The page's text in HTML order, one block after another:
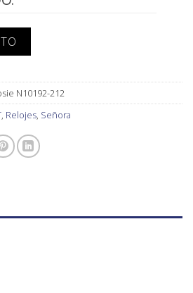
N10192-212
, Relojes, Señora